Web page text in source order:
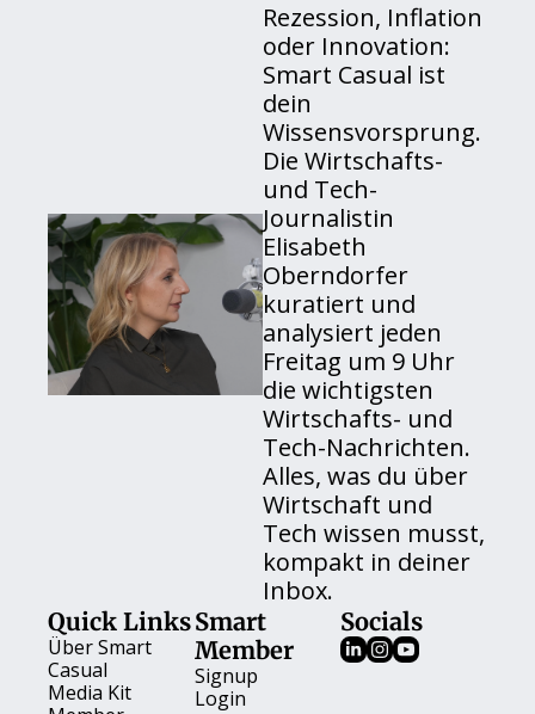
Rezession, Inflation
oder Innovation:
Smart Casual ist
dein
Wissensvorsprung.
Die Wirtschafts-
und Tech-
Journalistin
Elisabeth
Oberndorfer
kuratiert und
analysiert jeden
Freitag um 9 Uhr
die wichtigsten
Wirtschafts- und
Tech-Nachrichten.
Alles, was du über
Wirtschaft und
Tech wissen musst,
kompakt in deiner
Inbox.
Quick Links
Über Smart
Casual
Media Kit
Smart
Member
Signup
Login
Socials